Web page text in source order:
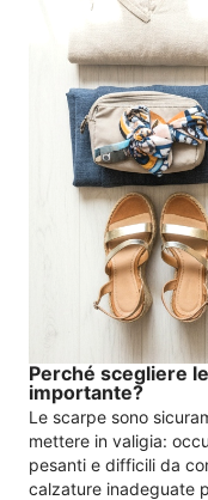
Perché scegliere
importante?
Le scarpe sono
mettere in valigia:
pesanti e difficili da
calzature inadeguate